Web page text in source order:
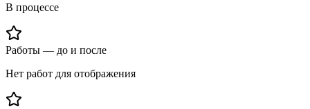
В процессе
Работы — до и после
Нет работ для отображения